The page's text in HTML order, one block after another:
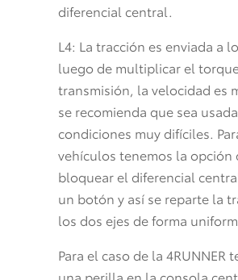
diferencial central.
L4: La tracción es enviada a
luego de multiplicar el
transmisión, la velocidad es
se recomienda que sea
condiciones muy difíciles.
vehículos tenemos la opción
bloquear el diferencial
un botón y así se reparte la
los dos ejes de forma
Para el caso de la 4RUNNER
una perilla en la consola